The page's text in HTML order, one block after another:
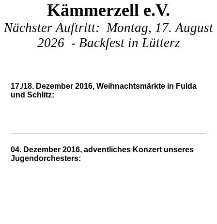
Kämmerzell e.V.
Nächster Auftritt: Montag, 17. August
2026 - Backfest in Lütterz
17./18. Dezember 2016, Weihnachtsmärkte in Fulda
und Schlitz:
04. Dezember 2016, adventliches Konzert unseres
Jugendorchesters: